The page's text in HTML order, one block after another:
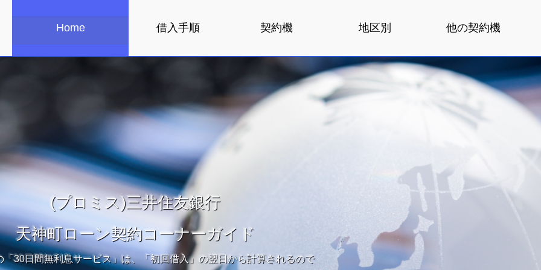
(プロミス)三井住友銀行
天神町ローン契約コーナーガイド
「30日間無利息サービス」は、「初回借入」の翌日から計算されるので
Home 借入手順 契約機 地区別 他の契約機